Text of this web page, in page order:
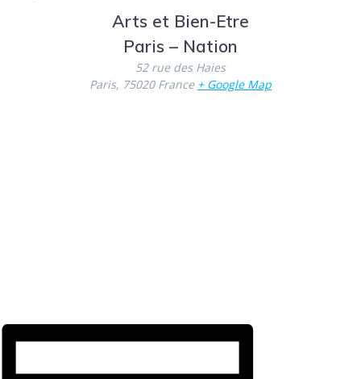
Arts et Bien-Etre
Paris – Nation
52 rue des Haies
Paris, 75020 France + Google Map